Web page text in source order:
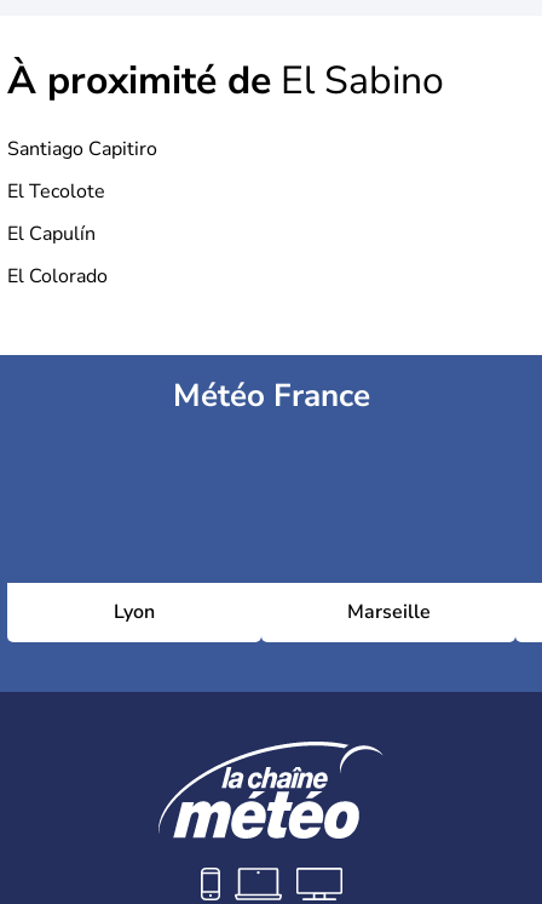
À proximité de El Sabino
Santiago Capitiro
El Tecolote
El Capulín
El Colorado
Météo France
Lyon Marseille